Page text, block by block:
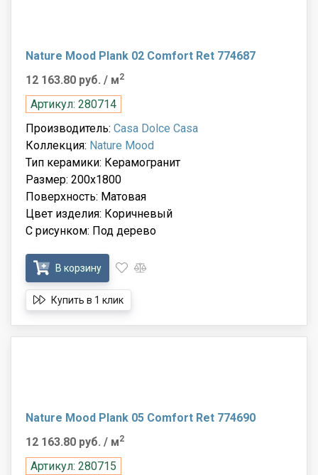
Nature Mood Plank 02 Comfort Ret 774687
12 163.80 руб. / м2
Артикул: 280714
Производитель: Casa Dolce Casa
Коллекция: Nature Mood
Тип керамики: Керамогранит
Размер: 200x1800
Поверхность: Матовая
Цвет изделия: Коричневый
С рисунком: Под дерево
В корзину
Купить в 1 клик
Nature Mood Plank 05 Comfort Ret 774690
12 163.80 руб. / м2
Артикул: 280715